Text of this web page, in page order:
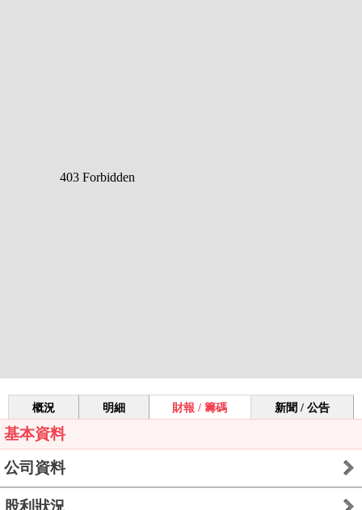
概況 明細 財報 / 籌碼 新聞 / 公告
基本資料
公司資料
股利狀況